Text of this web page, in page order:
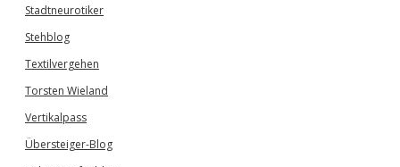
Stadtneurotiker
Stehblog
Textilvergehen
Torsten Wieland
Vertikalpass
Übersteiger-Blog